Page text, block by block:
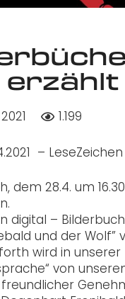
erzählt
1.199
– LeseZeichen
dem 28.4. um
digital –
und der
wird in unserer
von